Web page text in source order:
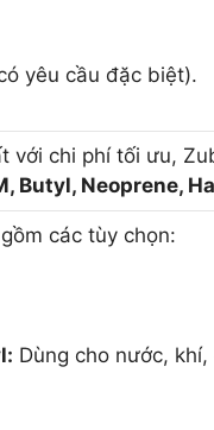
yêu cầu đặc biệt).
với chi phí tối ưu,
Neoprene,
các tùy chọn:
Dùng cho nước,